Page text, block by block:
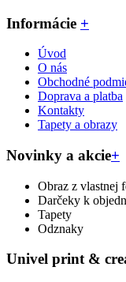
Informácie +
Úvod
O nás
Obchodné
Doprava a platba
Kontakty
Tapety a obrazy
Novinky a akcie+
Obraz z vlastnej
Darčeky k
Tapety
Odznaky
Univel print &